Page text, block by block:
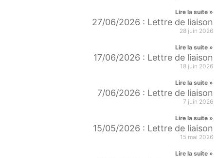
Lire la suite »
27/06/2026 : Lettre de liaison
28 juin 2026
Lire la suite »
17/06/2026 : Lettre de liaison
18 juin 2026
Lire la suite »
7/06/2026 : Lettre de liaison
7 juin 2026
Lire la suite »
15/05/2026 : Lettre de liaison
15 mai 2026
Lire la suite »